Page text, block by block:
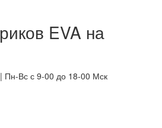
EVA ​на
Пн-Вс с 9-00 до 18-00 Мск